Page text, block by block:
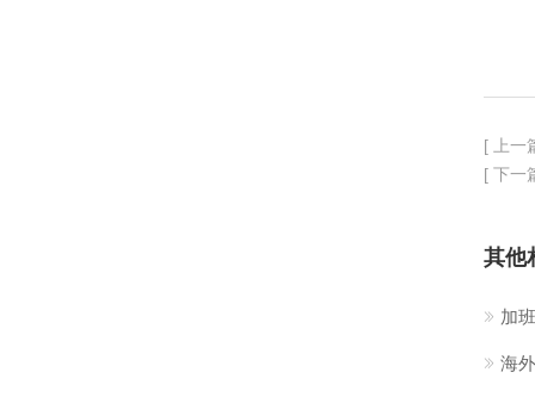
[ 上一
[ 下一
其他
加
海